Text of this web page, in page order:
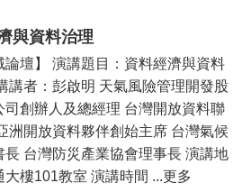
與資料治理
論壇】 演講題目：資料經濟與資料
講者：彭啟明 天氣風險管理開發股
司創辦人及總經理 台灣開放資料聯
洲開放資料夥伴創始主席 台灣氣候
長 台灣防災產業協會理事長 演講地
大樓101教室 演講時間 ...更多